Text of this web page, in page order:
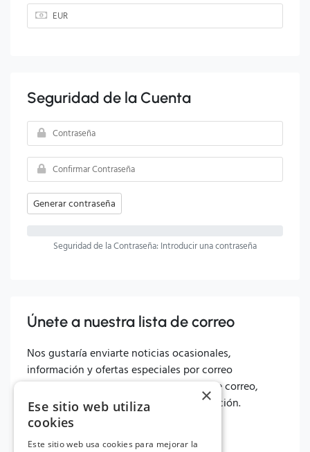
Seguridad de la Cuenta
Generar contraseña
Seguridad de la Contraseña: Introducir una contraseña
Únete a nuestra lista de correo
Nos gustaría enviarte noticias ocasionales,
información y ofertas especiales por correo
electrónico. Para unirte a nuestra lista de correo,
simplemente activa la casilla a continuación.
Si
×
Ese sitio web utiliza
cookies
Este sitio web usa cookies para mejorar la